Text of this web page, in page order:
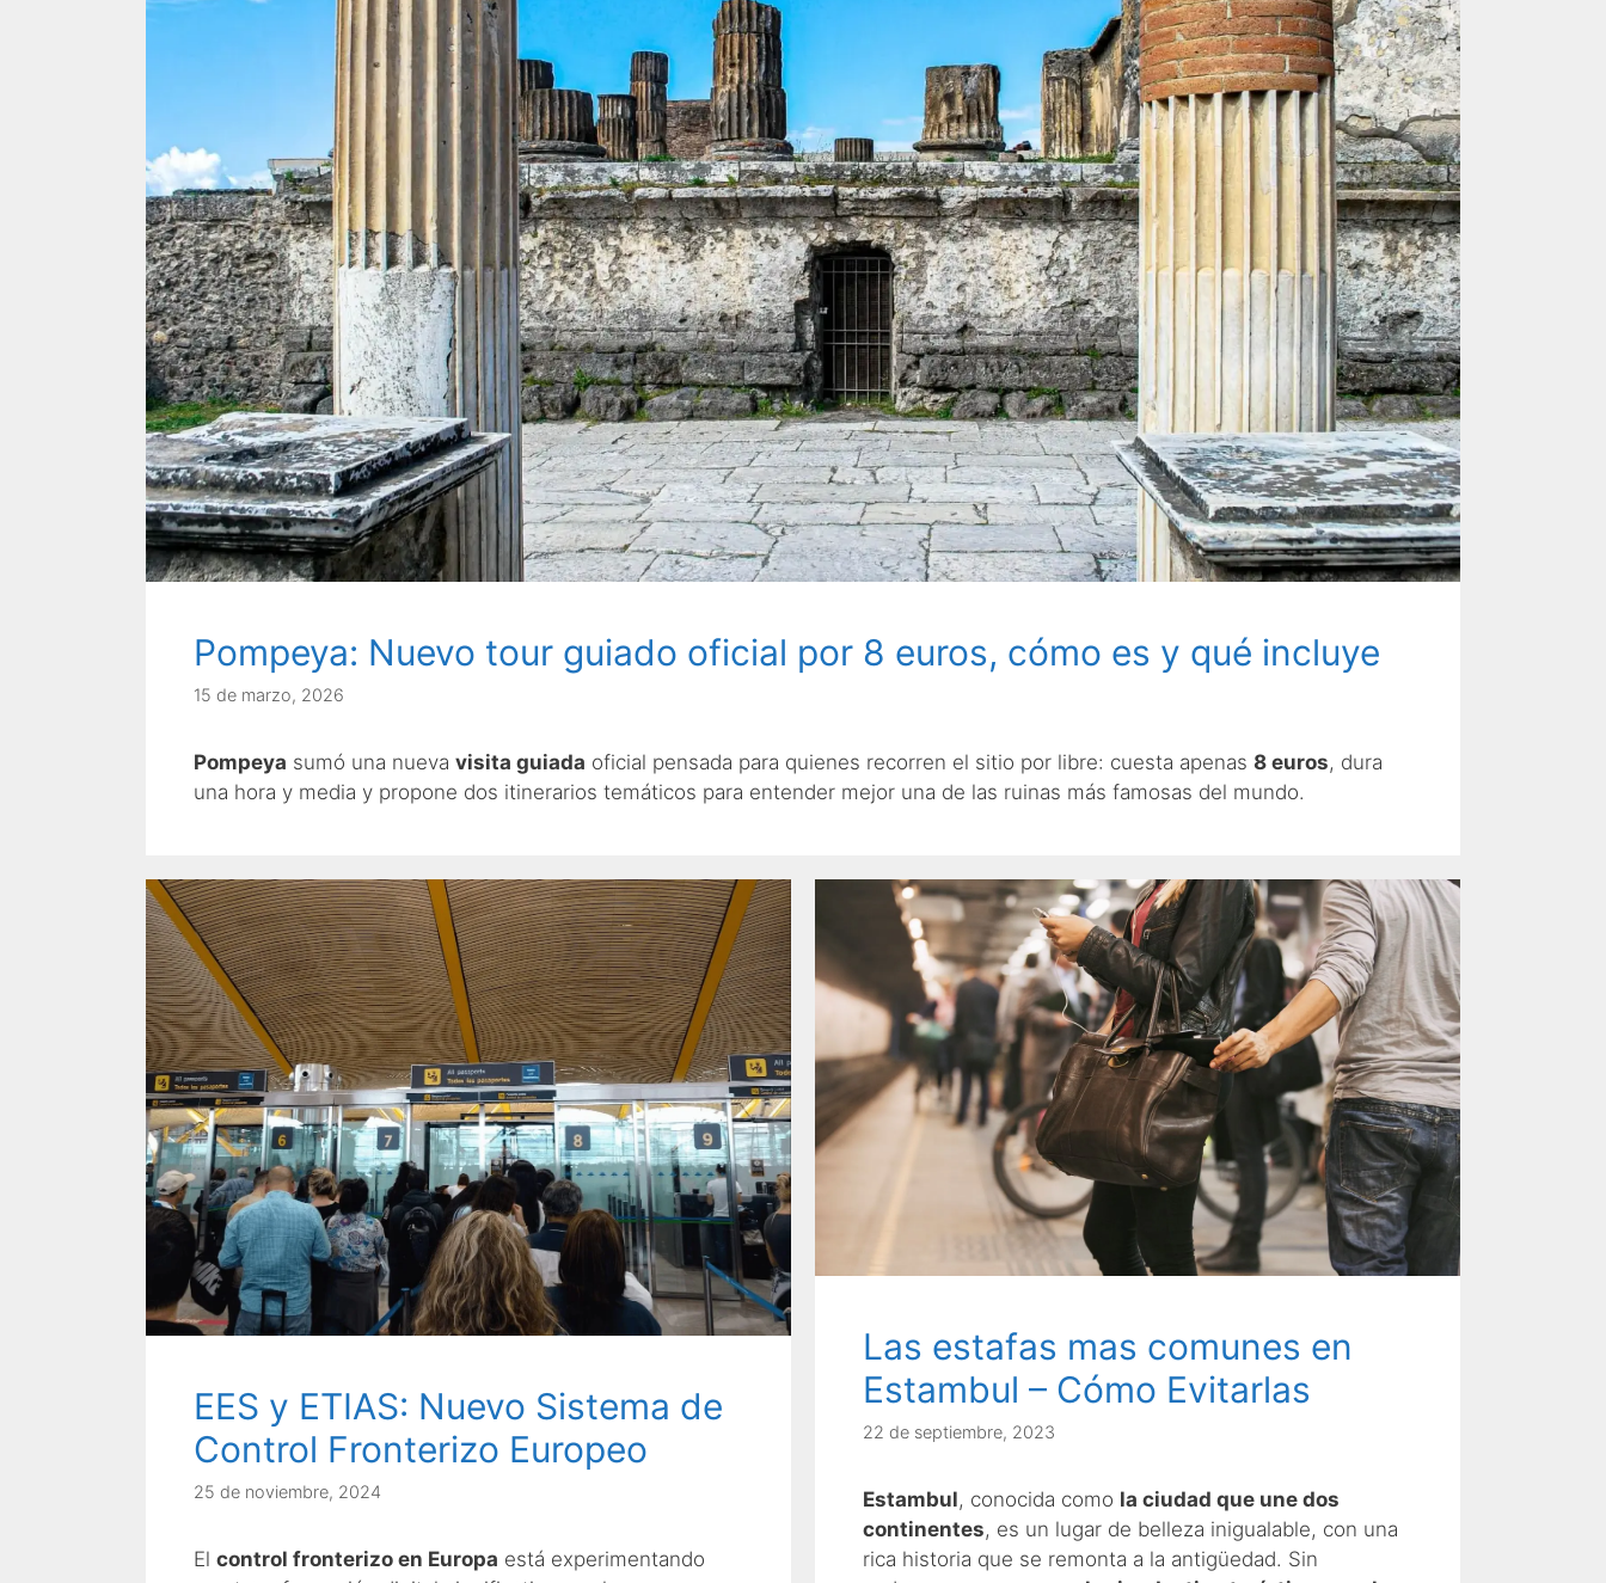
Pompeya: Nuevo tour guiado oficial por 8 euros, cómo es y qué incluye
15 de marzo, 2026
Pompeya sumó una nueva visita guiada oficial pensada para quienes recorren el sitio por libre: cuesta apenas 8 euros, dura
una hora y media y propone dos itinerarios temáticos para entender mejor una de las ruinas más famosas del mundo.
EES y ETIAS: Nuevo Sistema de
Control Fronterizo Europeo
25 de noviembre, 2024
El control fronterizo en Europa está experimentando
Las estafas mas comunes en
Estambul – Cómo Evitarlas
22 de septiembre, 2023
Estambul, conocida como la ciudad que une dos
continentes, es un lugar de belleza inigualable, con una
rica historia que se remonta a la antigüedad. Sin